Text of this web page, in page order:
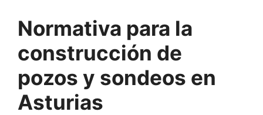
Normativa para la
construcción de
pozos y sondeos en
Asturias